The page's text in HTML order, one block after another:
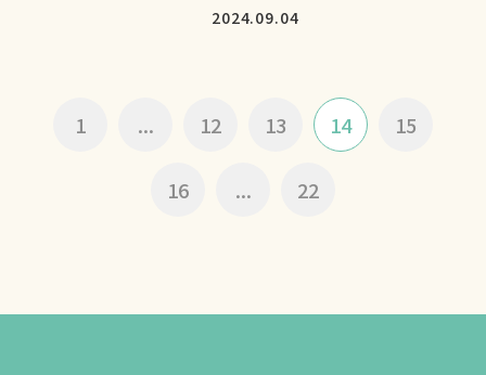
2024.09.04
1 ... 12 13 14 15
16 ... 22